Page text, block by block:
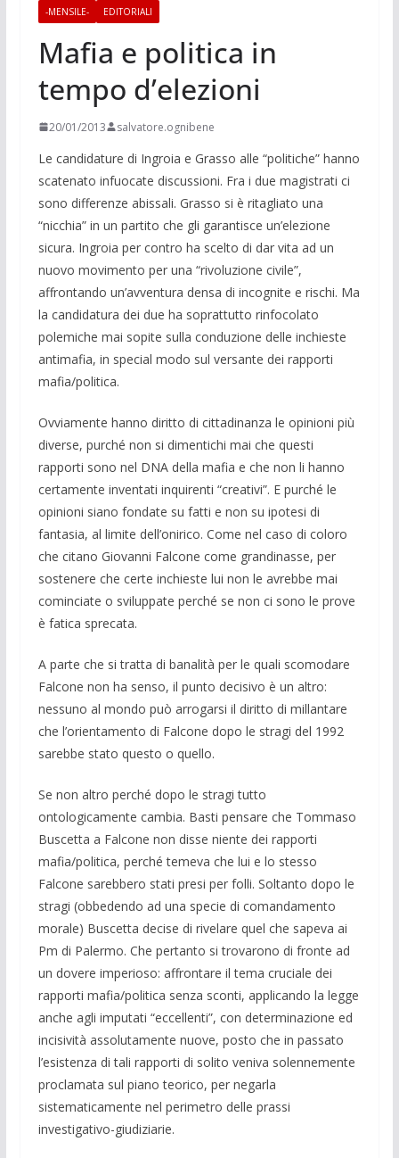
-MENSILE- EDITORIALI
Mafia e politica in
tempo d’elezioni
20/01/2013 salvatore.ognibene
Le candidature di Ingroia e Grasso alle “politiche” hanno
scatenato infuocate discussioni. Fra i due magistrati ci
sono differenze abissali. Grasso si è ritagliato una
“nicchia” in un partito che gli garantisce un’elezione
sicura. Ingroia per contro ha scelto di dar vita ad un
nuovo movimento per una “rivoluzione civile”,
affrontando un’avventura densa di incognite e rischi. Ma
la candidatura dei due ha soprattutto rinfocolato
polemiche mai sopite sulla conduzione delle inchieste
antimafia, in special modo sul versante dei rapporti
mafia/politica.
Ovviamente hanno diritto di cittadinanza le opinioni più
diverse, purché non si dimentichi mai che questi
rapporti sono nel DNA della mafia e che non li hanno
certamente inventati inquirenti “creativi”. E purché le
opinioni siano fondate su fatti e non su ipotesi di
fantasia, al limite dell’onirico. Come nel caso di coloro
che citano Giovanni Falcone come grandinasse, per
sostenere che certe inchieste lui non le avrebbe mai
cominciate o sviluppate perché se non ci sono le prove
è fatica sprecata.
A parte che si tratta di banalità per le quali scomodare
Falcone non ha senso, il punto decisivo è un altro:
nessuno al mondo può arrogarsi il diritto di millantare
che l’orientamento di Falcone dopo le stragi del 1992
sarebbe stato questo o quello.
Se non altro perché dopo le stragi tutto
ontologicamente cambia. Basti pensare che Tommaso
Buscetta a Falcone non disse niente dei rapporti
mafia/politica, perché temeva che lui e lo stesso
Falcone sarebbero stati presi per folli. Soltanto dopo le
stragi (obbedendo ad una specie di comandamento
morale) Buscetta decise di rivelare quel che sapeva ai
Pm di Palermo. Che pertanto si trovarono di fronte ad
un dovere imperioso: affrontare il tema cruciale dei
rapporti mafia/politica senza sconti, applicando la legge
anche agli imputati “eccellenti”, con determinazione ed
incisività assolutamente nuove, posto che in passato
l’esistenza di tali rapporti di solito veniva solennemente
proclamata sul piano teorico, per negarla
sistematicamente nel perimetro delle prassi
investigativo-giudiziarie.